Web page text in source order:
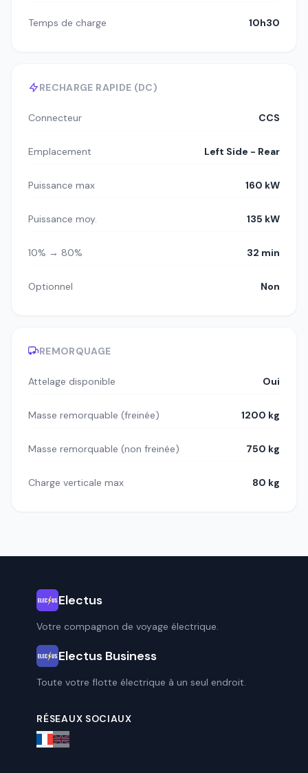
Temps de charge 10h30
RECHARGE RAPIDE (DC)
Connecteur CCS
Emplacement Left Side - Rear
Puissance max 160 kW
Puissance moy. 135 kW
10% → 80% 32 min
Optionnel Non
REMORQUAGE
Attelage disponible Oui
Masse remorquable (freinée) 1200 kg
Masse remorquable (non freinée) 750 kg
Charge verticale max 80 kg
Electus
Votre compagnon de voyage électrique.
Electus Business
Toute votre flotte électrique à un seul endroit.
RÉSEAUX SOCIAUX